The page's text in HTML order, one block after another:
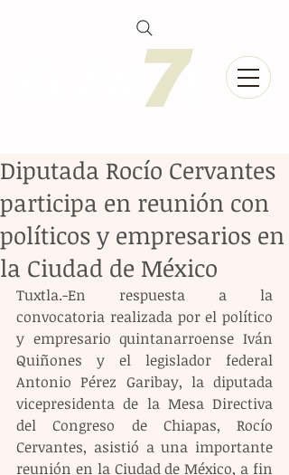
Diputada Rocío Cervantes
participa en reunión con
políticos y empresarios en
la Ciudad de México
Tuxtla.-En respuesta a la
convocatoria realizada por el político
y empresario quintanarroense Iván
Quiñones y el legislador federal
Antonio Pérez Garibay, la diputada
vicepresidenta de la Mesa Directiva
del Congreso de Chiapas, Rocío
Cervantes, asistió a una importante
reunión en la Ciudad de México, a fin